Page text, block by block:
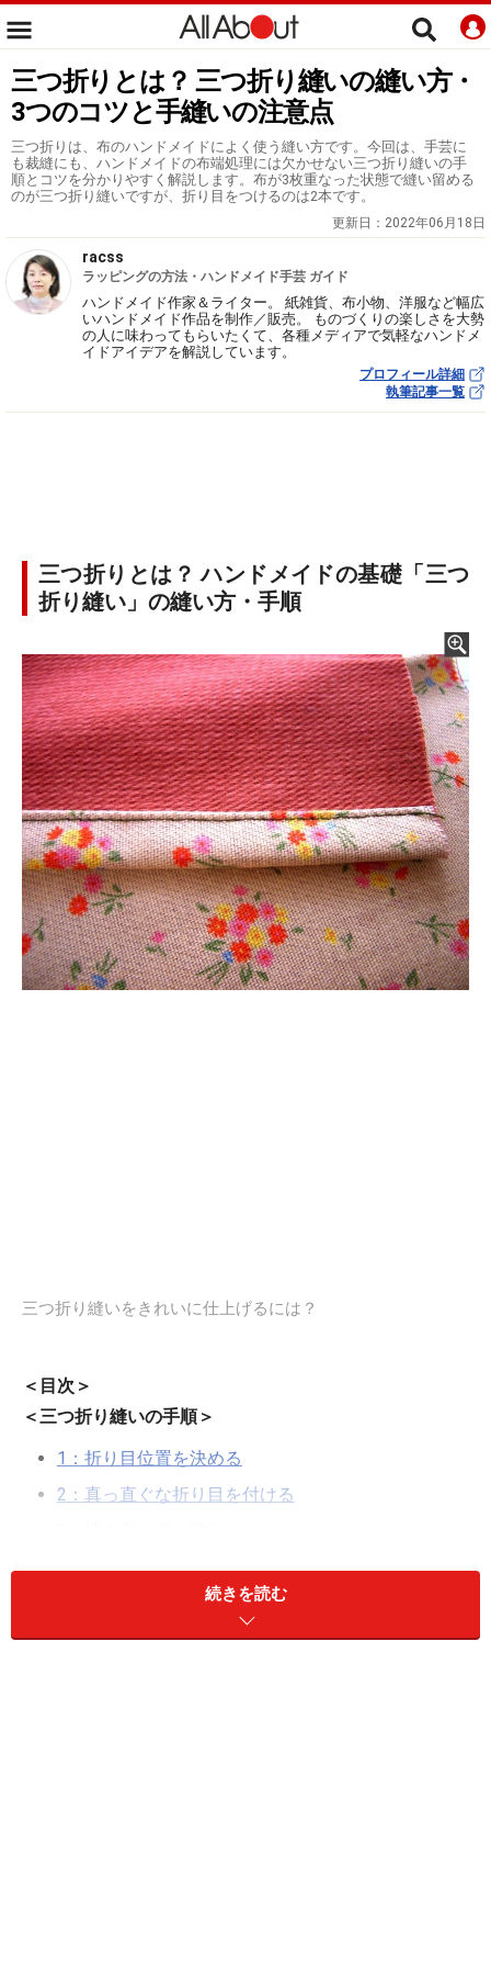
三つ折りとは？ 三つ折り縫いの縫い方・
3つのコツと手縫いの注意点
三つ折りは、布のハンドメイドによく使う縫い方です。今回は、手芸に
も裁縫にも、ハンドメイドの布端処理には欠かせない三つ折り縫いの手
順とコツを分かりやすく解説します。布が3枚重なった状態で縫い留める
のが三つ折り縫いですが、折り目をつけるのは2本です。
更新日： 2022年06月18日
racss
ラッピングの方法・ハンドメイド手芸 ガイド
ハンドメイド作家＆ライター。 紙雑貨、布小物、洋服など幅広
いハンドメイド作品を制作／販売。 ものづくりの楽しさを大勢
の人に味わってもらいたくて、各種メディアで気軽なハンドメ
イドアイデアを解説しています。
プロフィール詳細
執筆記事一覧
三つ折りとは？ ハンドメイドの基礎「三つ
折り縫い」の縫い方・手順
三つ折り縫いをきれいに仕上げるには？
＜目次＞
＜三つ折り縫いの手順＞
1：折り目位置を決める
2：真っ直ぐな折り目を付ける
三つ折り縫いのコツまとめ
続きを読む